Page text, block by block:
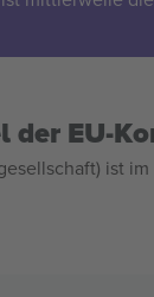
der EU-
ist